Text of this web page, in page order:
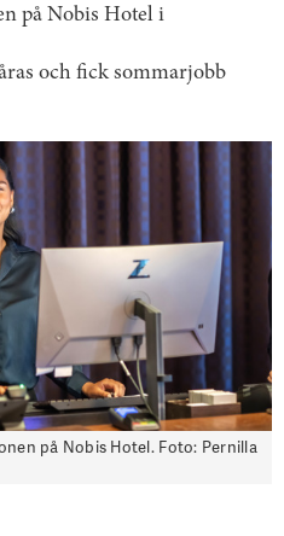
på Nobis Hotel i
och fick sommarjobb
på Nobis Hotel. Foto: Pernilla